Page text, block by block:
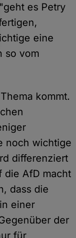
es Petry
eine
so vom
kommt.
noch wichtige
differenziert
die AfD macht
dass die
einer
der
für